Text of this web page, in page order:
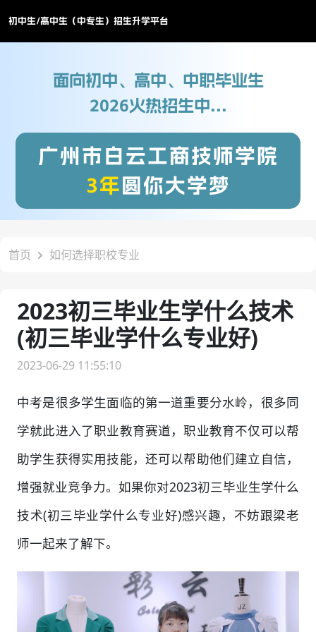
初中生/高中生（中专生）招生升学平台
面向初中、高中、中职毕业生
2026火热招生中...
广州市白云工商技师学院
3年圆你大学梦
首页 如何选择职校专业
2023初三毕业生学什么技术
(初三毕业学什么专业好)
2023-06-29 11:55:10
中考是很多学生面临的第一道重要分水岭，很多同
学就此进入了职业教育赛道，职业教育不仅可以帮
助学生获得实用技能，还可以帮助他们建立自信，
增强就业竞争力。如果你对2023初三毕业生学什么
技术(初三毕业学什么专业好)感兴趣，不妨跟梁老
师一起来了解下。